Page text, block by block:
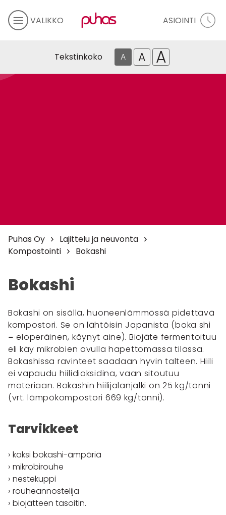
VALIKKO ASIOINTI
Tekstinkoko A A A
Puhas Oy
Lajittelu ja neuvonta
Kompostointi
Bokashi
Bokashi
Bokashi on sisällä, huoneenlämmössä pidettävä
kompostori. Se on lähtöisin Japanista (boka shi
= eloperäinen, käynyt aine). Biojäte fermentoituu
eli käy mikrobien avulla hapettomassa tilassa.
Bokashissa ravinteet saadaan hyvin talteen. Hiili
ei vapaudu hiilidioksidina, vaan sitoutuu
materiaan. Bokashin hiilijalanjälki on 25 kg/tonni
(vrt. lämpökompostori 669 kg/tonni).
Tarvikkeet
kaksi bokashi-ämpäriä
mikrobirouhe
nestekuppi
rouheannostelija
biojätteen tasoitin.